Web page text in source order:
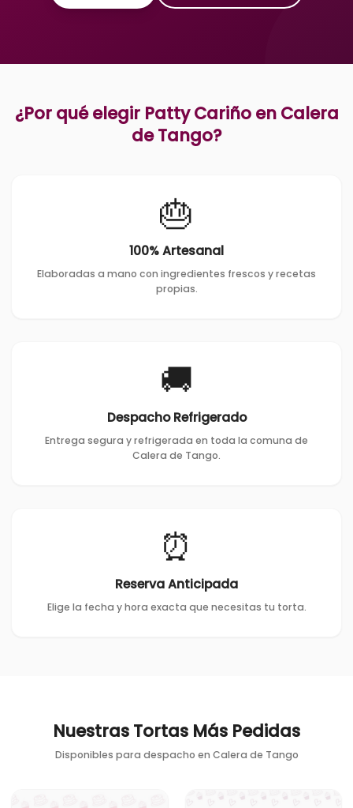
¿Por qué elegir Patty Cariño en Calera
de Tango?
🎂
100% Artesanal
Elaboradas a mano con ingredientes frescos y recetas
propias.
🚚
Despacho Refrigerado
Entrega segura y refrigerada en toda la comuna de
Calera de Tango.
⏰
Reserva Anticipada
Elige la fecha y hora exacta que necesitas tu torta.
Nuestras Tortas Más Pedidas
Disponibles para despacho en Calera de Tango